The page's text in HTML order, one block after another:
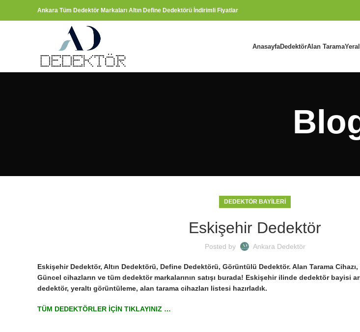
Ankara Tüm Dedektör Markaları Altın Define Dedektörü İndirimli Fiyatlar
AnasayfaDedektörAlan Tarama
DEDEKTÖR BAYILERI
Eskişehir Dedektör
Posted by Ankara Dedektör
Eskişehir Dedektör, Altın Dedektörü, Define Dedektörü, Görüntülü Dedektör. Alan Tarama Cihazı,
Güncel cihazların ve tüm dedektör markalarının satışı burada! Eskişehir ilinde dedektör bayisi
dedektör, yeraltı görüntüleme, alan tarama cihazları listesi hazırladık.
TÜM DEDEKTÖRLER İÇİN TIKLAYINIZ …